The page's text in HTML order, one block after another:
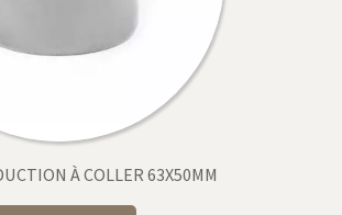
À COLLER 63X50MM